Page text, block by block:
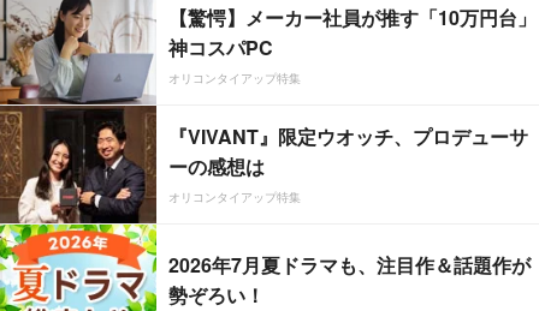
【驚愕】メーカー社員が推す「10万円台」
神コスパPC
オリコンタイアップ特集
『VIVANT』限定ウオッチ、プロデューサ
ーの感想は
オリコンタイアップ特集
2026年7月夏ドラマも、注目作＆話題作が
勢ぞろい！